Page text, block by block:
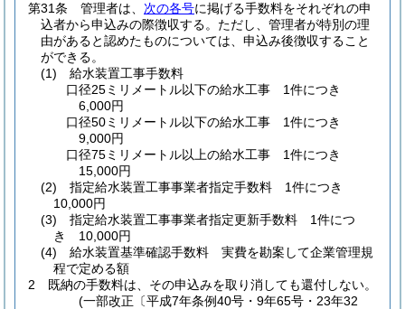
第31条
管理者は、 次の各号に掲げる手数料をそれぞれの申
込者から申込みの際徴収する。 ただし、管理者が特別の理
由があると認めたものについては、申込み後徴収すること
ができる。
(1)
給水装置工事手数料
口径25ミリメートル以下の給水工事 1件につき
6,000円
口径50ミリメートル以下の給水工事 1件につき
9,000円
口径75ミリメートル以上の給水工事 1件につき
15,000円
(2)
指定給水装置工事事業者指定手数料 1件につき
10,000円
(3)
指定給水装置工事事業者指定更新手数料 1件につ
き 10,000円
(4)
給水装置基準確認手数料 実費を勘案して企業管理規
程で定める額
2
既納の手数料は、その申込みを取り消しても還付しない。
(一部改正〔平成7年条例40号・9年65号・23年32